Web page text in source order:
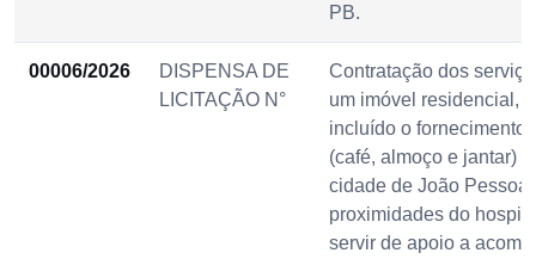
PB.
00006/2026
DISPENSA DE
LICITAÇÃO N°
Contratação dos
um imóvel residencial,
incluído o fornecimento
(café, almoço e jantar)
cidade de João Pessoa
proximidades do
servir de apoio a